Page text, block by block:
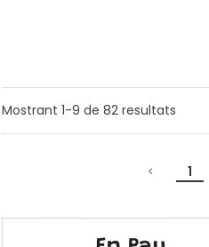
Mostrant 1-9 de 82 resultats
1